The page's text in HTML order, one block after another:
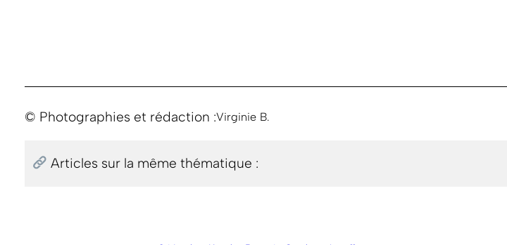
© Photographies et rédaction :Virginie B.
Articles sur la même thématique :